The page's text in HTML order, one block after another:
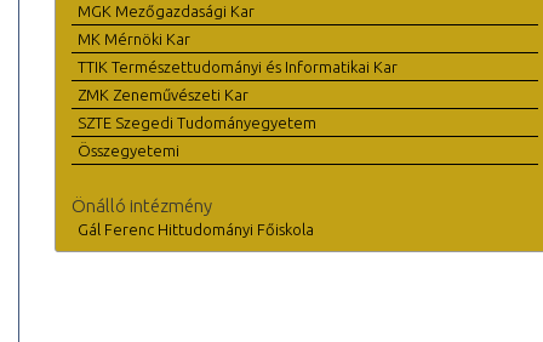
MGK Mezőgazdasági Kar
MK Mérnöki Kar
TTIK Természettudományi és Informatikai Kar
ZMK Zeneművészeti Kar
SZTE Szegedi Tudományegyetem
Összegyetemi
Önálló intézmény
Gál Ferenc Hittudományi Főiskola